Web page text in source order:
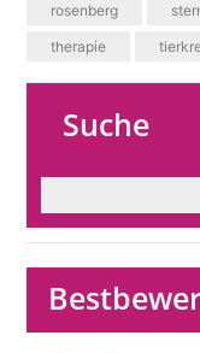
rosenberg
therapie
Suche